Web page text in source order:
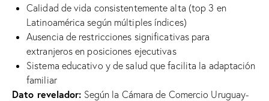
Calidad de vida consistentemente alta (top 3 en
Latinoamérica según múltiples índices)
Ausencia de restricciones significativas para
extranjeros en posiciones ejecutivas
Sistema educativo y de salud que facilita la adaptación
familiar
Dato revelador: Según la Cámara de Comercio Uruguay-